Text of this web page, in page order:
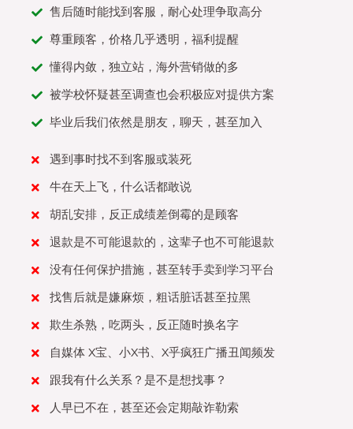
售后随时能找到客服，耐心处理争取高分
尊重顾客，价格几乎透明，福利提醒
懂得内敛，独立站，海外营销做的多
被学校怀疑甚至调查也会积极应对提供方案
毕业后我们依然是朋友，聊天，甚至加入
遇到事时找不到客服或装死
牛在天上飞，什么话都敢说
胡乱安排，反正成绩差倒霉的是顾客
退款是不可能退款的，这辈子也不可能退款
没有任何保护措施，甚至转手卖到学习平台
找售后就是嫌麻烦，粗话脏话甚至拉黑
欺生杀熟，吃两头，反正随时换名字
自媒体 X宝、小X书、X乎疯狂广播丑闻频发
跟我有什么关系？是不是想找事？
人早已不在，甚至还会定期敲诈勒索